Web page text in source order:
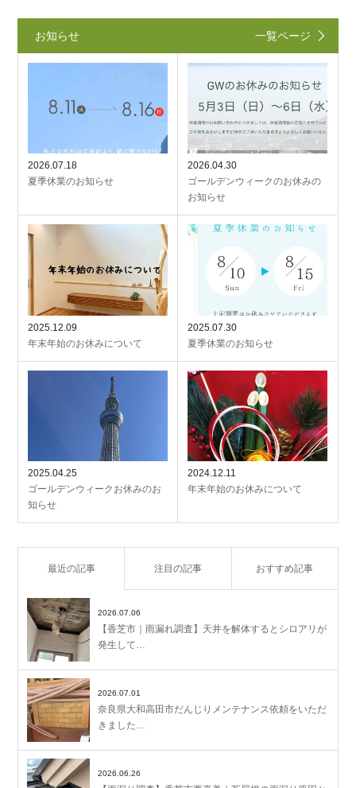
お知らせ 一覧ページ
2026.07.18
夏季休業のお知らせ
2026.04.30
ゴールデンウィークのお休みの
お知らせ
2025.12.09
年末年始のお休みについて
2025.07.30
夏季休業のお知らせ
2025.04.25
ゴールデンウィークお休みのお
知らせ
2024.12.11
年末年始のお休みについて
最近の記事 注目の記事 おすすめ記事
2026.07.06
【香芝市｜雨漏れ調査】天井を解体するとシロアリが
発生して…
2026.07.01
奈良県大和高田市だんじりメンテナンス依頼をいただ
きました…
2026.06.26